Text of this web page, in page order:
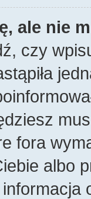
ale nie
czy
fora
albo